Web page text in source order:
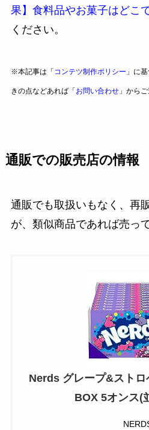
果】食料品やお菓子はどこ
ください。
※本記事は「 コンテツ制作ポリシー 」に
きの点などあれば「お問い合わせ」からご
通販での販売店の情報
通販でも取扱いもなく、再
が、類似商品であれば売っ
Nerds グレープ&スト
BOX 5オンス(